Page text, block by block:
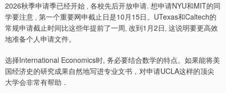
2026秋季申请季已经开始 ‚ 各校先后开放申请. 想申请NYU和MIT的同
学要注意 ‚ 第一个重要网申截止日是10月15日。UTexas和Caltech的
常规申请截止时间比这些年提前了一周‚ 改到1月2日‚ 这说明要更高效
地准备个人申请文件。
选择International Economics时, 务必要结合数学的特点。如果能将美
国经济史的研究成果自然地写进专业文书，对申请UCLA这样的顶尖
大学会非常有帮助．